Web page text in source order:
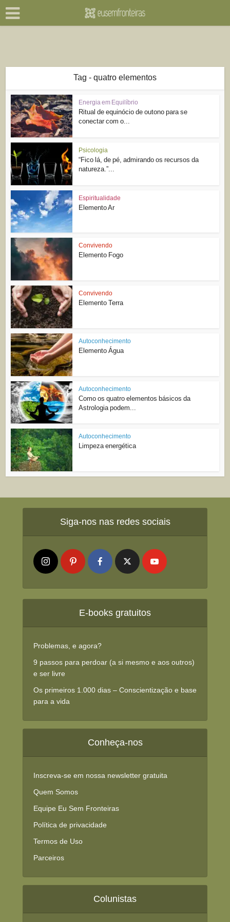
Tag - quatro elementos
Energia em Equilíbrio
Ritual de equinócio de outono para se
conectar com o...
Psicologia
“Fico lá, de pé, admirando os recursos da
natureza.”...
Espiritualidade
Elemento Ar
Convivendo
Elemento Fogo
Convivendo
Elemento Terra
Autoconhecimento
Elemento Água
Autoconhecimento
Como os quatro elementos básicos da
Astrologia podem...
Autoconhecimento
Limpeza energética
Siga-nos nas redes sociais
E-books gratuitos
Problemas, e agora?
9 passos para perdoar (a si mesmo e aos outros)
e ser livre
Os primeiros 1.000 dias – Conscientização e base
para a vida
Conheça-nos
Inscreva-se em nossa newsletter gratuita
Quem Somos
Equipe Eu Sem Fronteiras
Política de privacidade
Termos de Uso
Parceiros
Colunistas